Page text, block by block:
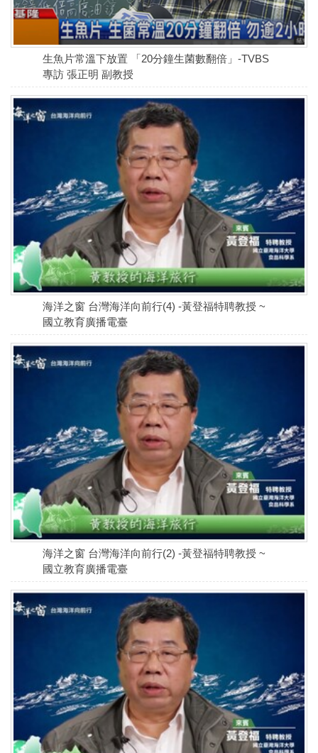
生魚片常溫下放置 「20分鐘生菌數翻倍」-TVBS
專訪 張正明 副教授
海洋之窗 台灣海洋向前行(4) -黃登福特聘教授 ~
國立教育廣播電臺
海洋之窗 台灣海洋向前行(2) -黃登福特聘教授 ~
國立教育廣播電臺